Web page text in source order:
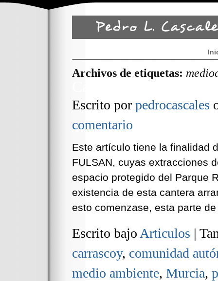
Archivos de etiquetas:
Escrito por pedrocascales
comentario
Este artículo tiene la finalidad
FULSAN, cuyas extracciones
espacio protegido del Parque
existencia de esta cantera
esto comenzase, esta parte
Escrito bajo Articulos |
carrascoy, comunidad
medio ambiente, Murcia,